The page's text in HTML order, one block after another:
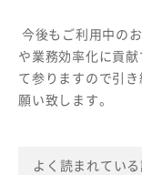
今後もご利用中の
や業務効率化に貢
て参りますので引
願い致します。
よく読まれてい